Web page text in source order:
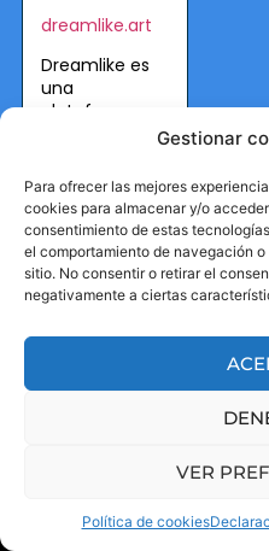
Gestionar
Para ofrecer las mejores
cookies para almacenar y/o
consentimiento de estas
el comportamiento de navegación
sitio. No consentir o retirar el
negativamente a ciertas
VER
Política de cookies
dreamlike.art
Dreamlike es
una
plataforma
te permite
crear pinturas
originales.
Mantente en contacto